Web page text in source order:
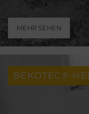
MEHR SEHEN
BEKOTEC®